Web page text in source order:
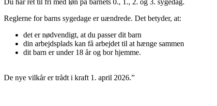
Du har ret til fri med løn på barnets 0., 1., 2. og 3. sygedag.
Reglerne for barns sygedage er uændrede. Det betyder, at:
det er nødvendigt, at du passer dit barn
din arbejdsplads kan få arbejdet til at hænge sammen
dit barn er under 18 år og bor hjemme.
De nye vilkår er trådt i kraft 1. april 2026.”